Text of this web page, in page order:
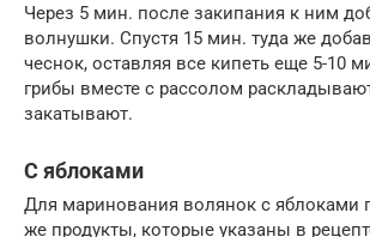
Через 5 мин. после закипания к ним
волнушки. Спустя 15 мин. туда же
чеснок, оставляя все кипеть еще 5-10
грибы вместе с рассолом
закатывают.
С яблоками
Для маринования волянок с яблоками
же продукты, которые указаны в